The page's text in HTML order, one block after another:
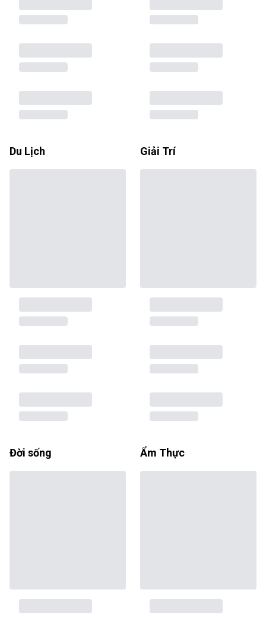
Du Lịch Giải Trí
Đời sống Ẩm Thực